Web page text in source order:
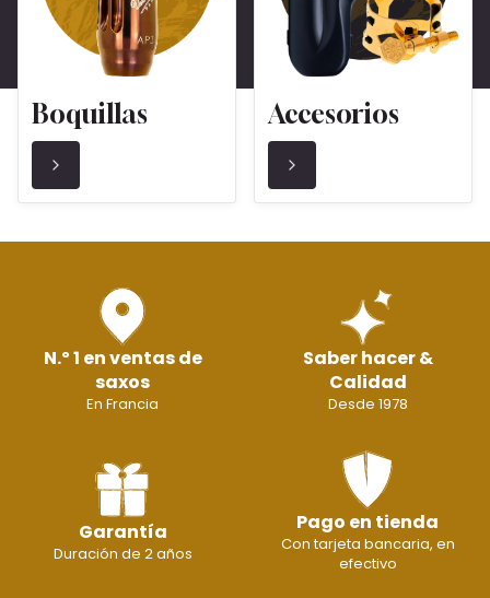
Boquillas Accesorios
N.º 1 en ventas de
saxos
En Francia
Saber hacer &
Calidad
Desde 1978
Garantía
Duración de 2 años
Pago en tienda
Con tarjeta bancaria, en
efectivo